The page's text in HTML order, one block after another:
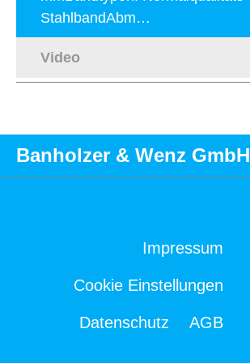
StahlbandAbm…
Video
Banholzer & Wenz GmbH
Impressum
Cookie Einstellungen
Datenschutz AGB